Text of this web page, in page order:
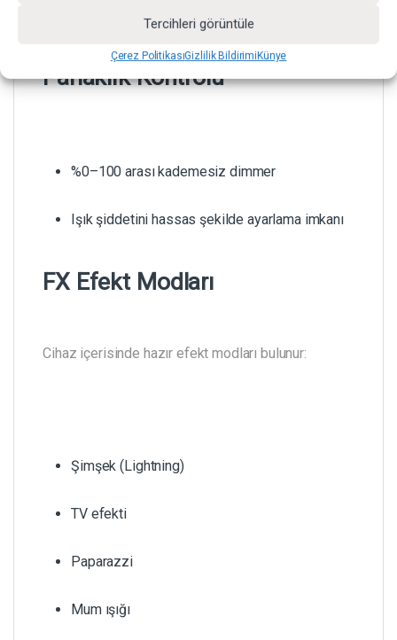
Tercihleri görüntüle
Çerez PolitikasıGizlilik BildirimiKünye
renk kontrolü
Parlaklık Kontrolü
%0–100 arası kademesiz dimmer
Işık şiddetini hassas şekilde ayarlama imkanı
FX Efekt Modları
Cihaz içerisinde hazır efekt modları bulunur:
Şimşek (Lightning)
TV efekti
Paparazzi
Mum ışığı